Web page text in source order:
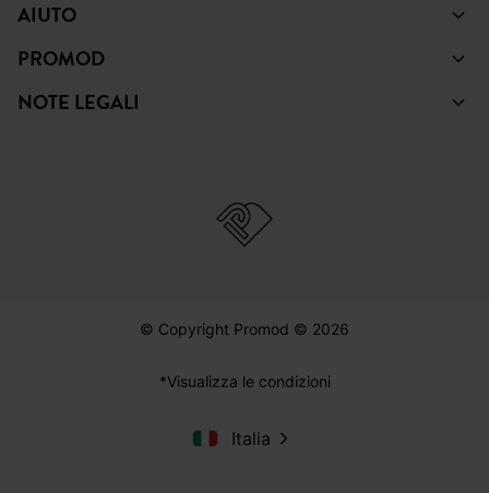
AIUTO
PROMOD
NOTE LEGALI
© Copyright Promod © 2026
*Visualizza le condizioni
Italia